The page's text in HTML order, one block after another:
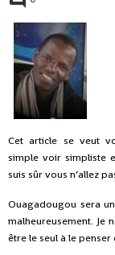
Cet article se veut
simple voir simpliste
suis sûr vous n’allez
Ouagadougou sera
malheureusement.
être le seul à le